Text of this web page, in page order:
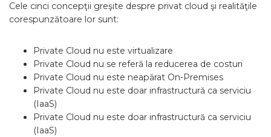
Cele cinci concepţii greşite despre privat cloud şi realităţile
corespunzătoare lor sunt:
Private Cloud nu este virtualizare
Private Cloud nu se referă la reducerea de costuri
Private Cloud nu este neapărat On-Premises
Private Cloud nu este doar infrastructură ca serviciu
(IaaS)
Private Cloud nu este doar infrastructură ca serviciu
(IaaS)